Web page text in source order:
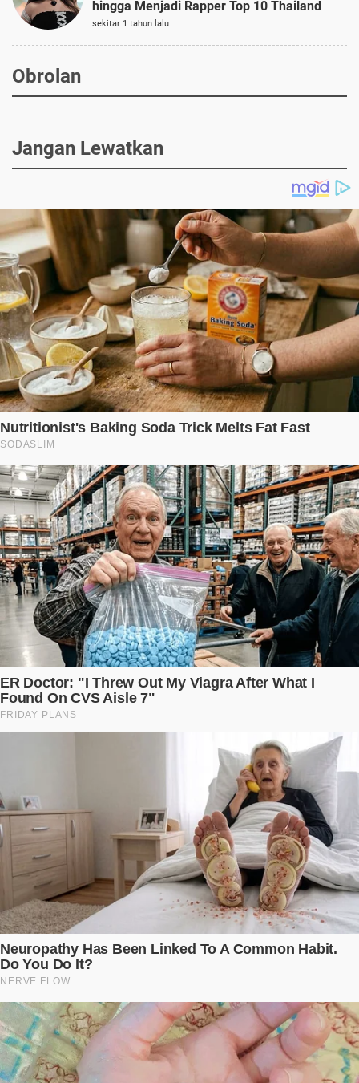
hingga Menjadi Rapper Top 10 Thailand
sekitar 1 tahun lalu
Obrolan
Jangan Lewatkan